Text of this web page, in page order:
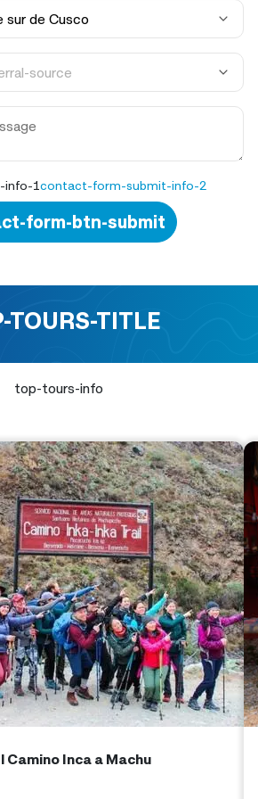
1contact-form-submit-info-2
form-btn-submit
TOURS-TITLE
top-tours-info
Camino Inca a Machu